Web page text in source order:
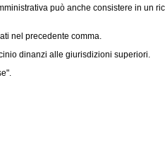
può anche consistere in un
nel precedente comma.
dinanzi alle giurisdizioni superiori.